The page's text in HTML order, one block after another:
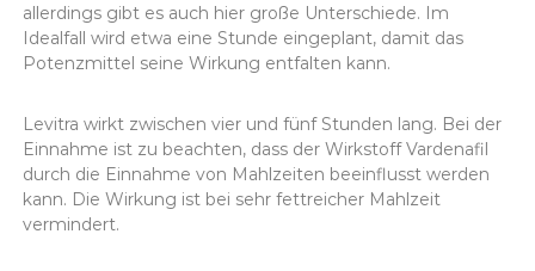
allerdings gibt es auch hier große Unterschiede. Im
Idealfall wird etwa eine Stunde eingeplant, damit das
Potenzmittel seine Wirkung entfalten kann.
Levitra wirkt zwischen vier und fünf Stunden lang. Bei der
Einnahme ist zu beachten, dass der Wirkstoff Vardenafil
durch die Einnahme von Mahlzeiten beeinflusst werden
kann. Die Wirkung ist bei sehr fettreicher Mahlzeit
vermindert.